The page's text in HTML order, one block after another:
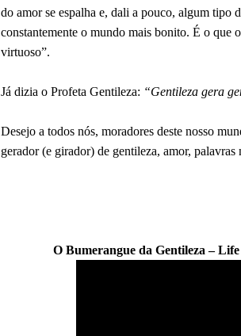
do amor se espalha e, dali a pouco, algum tipo
constantemente o mundo mais bonito. É o que
virtuoso”.
Já dizia o Profeta Gentileza: “Gentileza gera
Desejo a todos nós, moradores deste nosso
gerador (e girador) de gentileza, amor, palavras
O Bumerangue da Gentileza –Life